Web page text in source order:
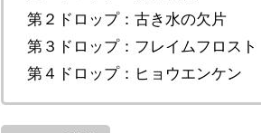
第２ドロップ：古き水の欠片
第３ドロップ：フレイムフロスト
第４ドロップ：ヒョウエンケン